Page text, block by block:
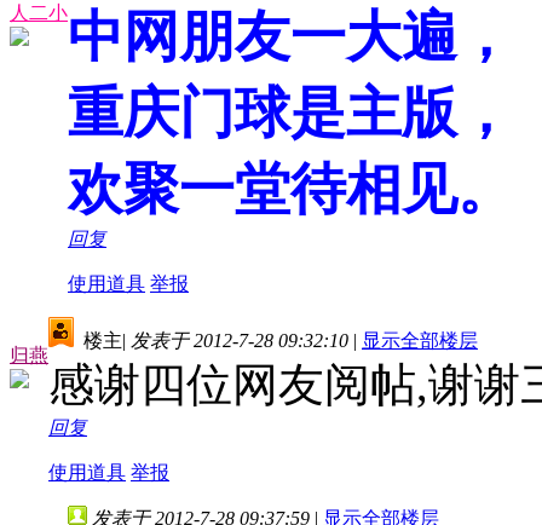
人二小中网朋友一大遍，
重庆门球是主版，
欢聚一堂待相见。
回复
使用道具 举报
归燕
楼主| 发表于 2012-7-28 09:32:10 | 显示全部楼层
感谢四位网友阅帖,谢谢
回复
使用道具 举报
发表于 2012-7-28 09:37:59 | 显示全部楼层